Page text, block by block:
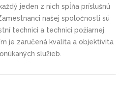
jeden z nich spĺňa príslušnú
našej spoločnosti sú
technici a technici požiarnej
je zaručená kvalita a objektivita
služieb.